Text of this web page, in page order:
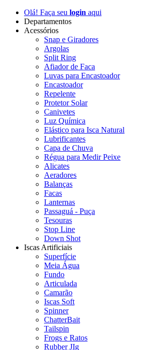
Olá! Faça seu login aqui
Departamentos
Acessórios
Snap e Giradores
Argolas
Split Ring
Afiador de Faca
Luvas para Encastoador
Encastoador
Repelente
Protetor Solar
Canivetes
Luz Química
Elástico para Isca Natural
Lubrificantes
Capa de Chuva
Régua para Medir Peixe
Alicates
Aeradores
Balanças
Facas
Lanternas
Passaguá - Puça
Tesouras
Stop Line
Down Shot
Iscas Artificiais
Superfície
Meia Água
Fundo
Articulada
Camarão
Iscas Soft
Spinner
ChatterBait
Tailspin
Frogs e Ratos
Rubber JIg